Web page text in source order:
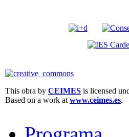
This obra by CEIMES is licensed
Based on a work at www.ceimes.es.